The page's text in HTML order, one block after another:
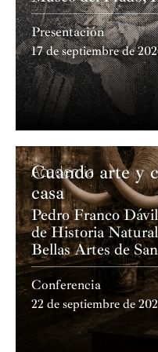
Presentación
17 de septiembre de
Academia
Cuando arte y
casa
Pedro Franco
de Historia
Bellas Artes de
Conferencia
22 de septiembre de